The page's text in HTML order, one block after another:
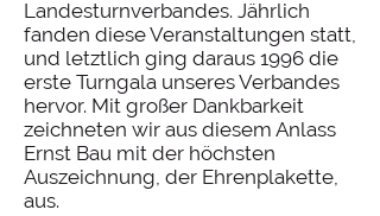
Landesturnverbandes. Jährlich
fanden diese Veranstaltungen statt,
und letztlich ging daraus 1996 die
erste Turngala unseres Verbandes
hervor. Mit großer Dankbarkeit
zeichneten wir aus diesem Anlass
Ernst Bau mit der höchsten
Auszeichnung, der Ehrenplakette,
aus.